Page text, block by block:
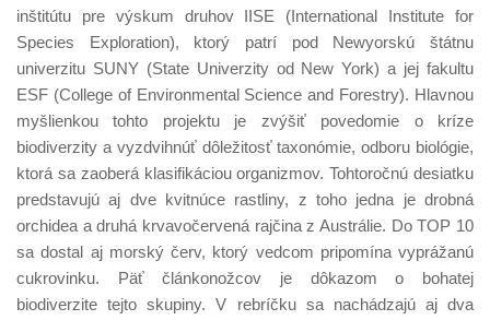
inštitútu pre výskum druhov IISE (International Institute for
Species Exploration), ktorý patrí pod Newyorskú štátnu
univerzitu SUNY (State Univerzity od New York) a jej fakultu
ESF (College of Environmental Science and Forestry). Hlavnou
myšlienkou tohto projektu je zvýšiť povedomie o kríze
biodiverzity a vyzdvihnúť dôležitosť taxonómie, odboru biológie,
ktorá sa zaoberá klasifikáciou organizmov. Tohtoročnú desiatku
predstavujú aj dve kvitnúce rastliny, z toho jedna je drobná
orchidea a druhá krvavočervená rajčina z Austrálie. Do TOP 10
sa dostal aj morský červ, ktorý vedcom pripomína vyprážanú
cukrovinku. Päť článkonožcov je dôkazom o bohatej
biodiverzite tejto skupiny. V rebríčku sa nachádzajú aj dva